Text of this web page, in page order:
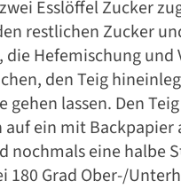
Esslöffel Zucker
restlichen Zucker
Hefemischung
den Teig
lassen. Den
ein mit Backpapier
eine halbe
180 Grad Ober-/